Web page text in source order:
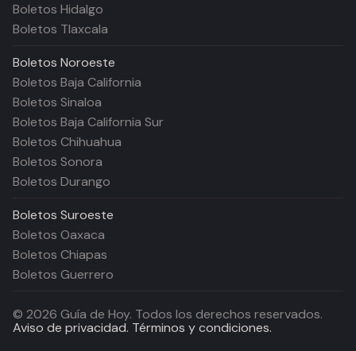
Boletos Hidalgo
Boletos Tlaxcala
Boletos Noroeste
Boletos Baja California
Boletos Sinaloa
Boletos Baja California Sur
Boletos Chihuahua
Boletos Sonora
Boletos Durango
Boletos Suroeste
Boletos Oaxaca
Boletos Chiapas
Boletos Guerrero
© 2026 Guía de Hoy. Todos los derechos reservados.
Aviso de privacidad. Términos y condiciones.